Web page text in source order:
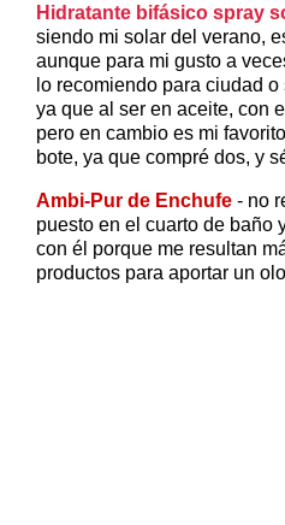
Hidratante bifásico spray
siendo mi solar del verano,
aunque para mi gusto a
lo recomiendo para ciudad
ya que al ser en aceite, con
pero en cambio es mi
bote, ya que compré dos, y
Ambi-Pur de Enchufe - no
puesto en el cuarto de baño
con él porque me resultan
productos para aportar un